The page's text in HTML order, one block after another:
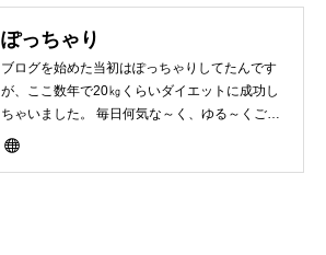
ぽっちゃり
ブログを始めた当初はぽっちゃりしてたんです
が、ここ数年で20㎏くらいダイエットに成功し
ちゃいました。 毎日何気な～く、ゆる～くご飯
作ってますんで、ゆる～い感じで見て頂けたら